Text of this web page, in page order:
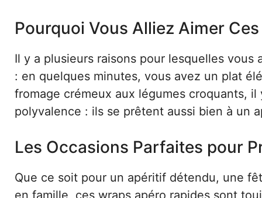
Pourquoi Vous Alliez Aimer
Il y a plusieurs raisons pour lesquelles vous
: en quelques minutes, vous avez un plat
fromage crémeux aux légumes croquants,
polyvalence : ils se prêtent aussi bien à un
Les Occasions Parfaites pour
Que ce soit pour un apéritif détendu, une
en famille, ces wraps apéro rapides sont